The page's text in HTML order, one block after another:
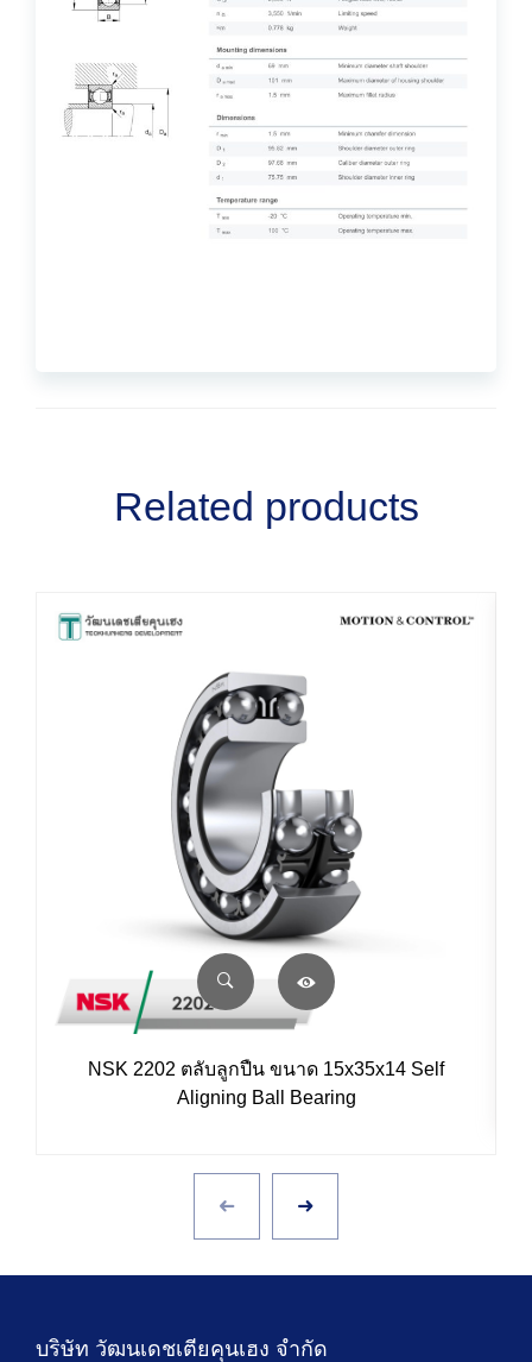
Related products
NSK 2202 ตลับลูกปืน ขนาด 15x35x14 Self
Aligning Ball Bearing
บริษัท วัฒนเดชเตียคุนเฮง จำกัด